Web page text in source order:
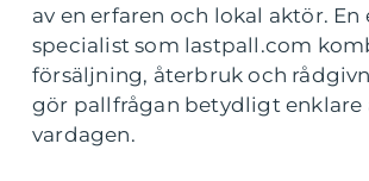
av en erfaren och lokal aktör. En
specialist som lastpall.com
försäljning, återbruk och
gör pallfrågan betydligt enklare
vardagen.